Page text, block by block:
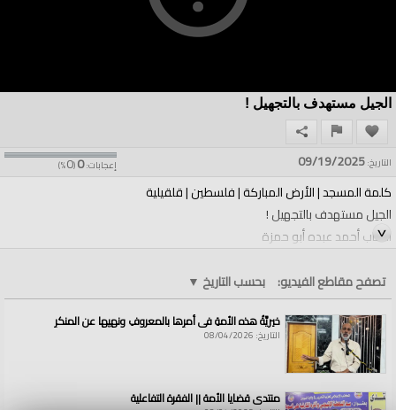
الجيل مستهدف بالتجهيل !
إعجابات:0
(
0
%) التاريخ:09/19/2025
كلمة المسجد | الأرض المباركة | فلسطين | قلقيلية
الجيل مستهدف بالتجهيل !
الشاب أحمد عبده أبو حمزة
الولايات والمناطق
الولايات والمناطق»الأرض المباركة فلسطين
قنوات:
الولايات والمناطق
العلامات:الجيل|مستهدف
تصفح مقاطع الفيديو: بحسب التاريخ ▼
خيريَّةُ هذه الأمةِ في أمرِها بالمعروفِ ونهيِها عن المنكرِ
التاريخ: 08/04/2026
منتدى قضايا الأمة || الفقرة التفاعلية